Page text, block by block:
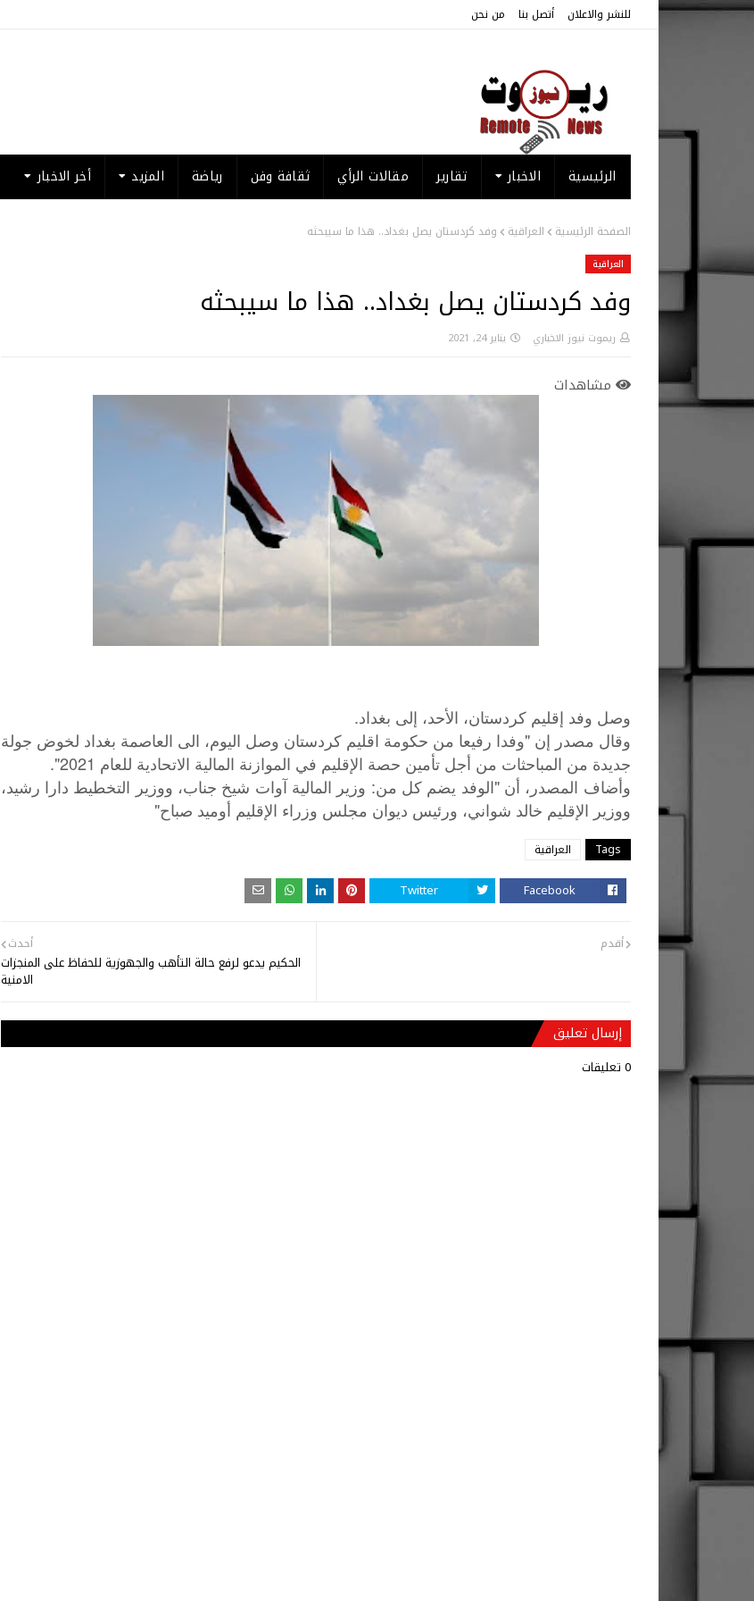
للنشر والاعلان أتصل بنا من نحن
الرئيسية الاخبار تقارير مقالات الرأي ثقافة وفن رياضة المزيد أخر الاخبار
الصفحة الرئيسية العراقية وفد كردستان يصل بغداد.. هذا ما سيبحثه
العراقية
وفد كردستان يصل بغداد.. هذا ما سيبحثه
ريموت نيوز الاخباري يناير 24, 2021
مشاهدات
وصل وفد إقليم كردستان، الأحد، إلى بغداد.
وقال مصدر إن "وفدا رفيعا من حكومة اقليم كردستان وصل اليوم، الى العاصمة بغداد لخوض جولة
جديدة من المباحثات من أجل تأمين حصة الإقليم في الموازنة المالية الاتحادية للعام 2021".
وأضاف المصدر، أن " الوفد يضم كل من: وزير المالية آوات شيخ جناب، ووزير التخطيط دارا
رشيد،
ووزير
الإقليم خالد شواني، ورئيس ديوان مجلس وزراء الإقليم أوميد صباح"
Tags العراقية
Facebook
Twitter
أحدث
الحكيم يدعو لرفع حالة التأهب والجهوزية للحفاظ على المنجزات
الامنية
أقدم
إرسال تعليق
0 تعليقات